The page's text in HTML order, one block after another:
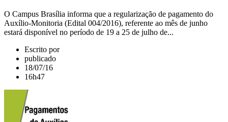
O Campus Brasília informa que a regularização de pagamento do
Auxílio-Monitoria (Edital 004/2016), referente ao mês de junho
estará disponível no período de 19 a 25 de julho de...
Escrito por
publicado
18/07/16
16h47